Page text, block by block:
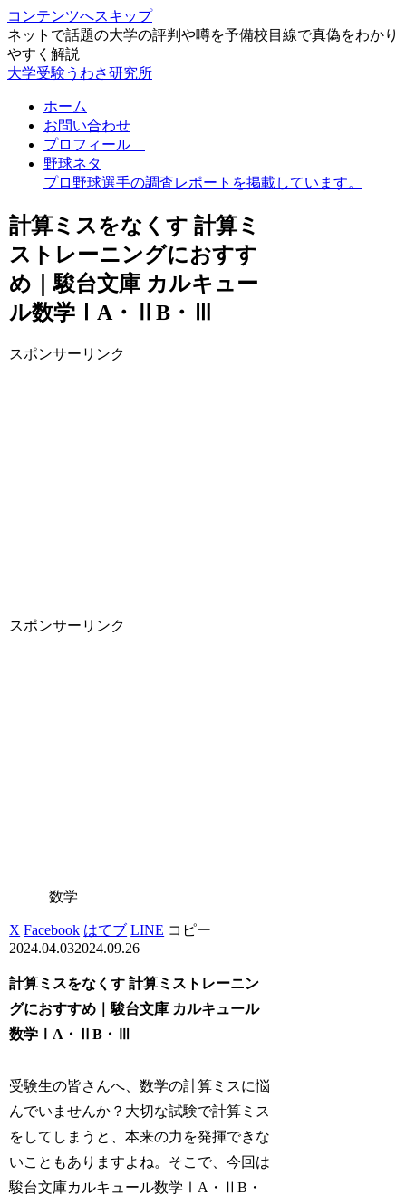
コンテンツへスキップ
ネットで話題の大学の評判や噂を予備校目線で真偽をわかり
やすく解説
大学受験うわさ研究所
ホーム
お問い合わせ
プロフィール
野球ネタ
プロ野球選手の調査レポートを掲載しています。
計算ミスをなくす 計算ミ
ストレーニングにおすす
め｜駿台文庫 カルキュー
ル数学ⅠA・ⅡB・Ⅲ
スポンサーリンク
スポンサーリンク
数学
X Facebook はてブ LINE コピー
2024.04.032024.09.26
計算ミスをなくす 計算ミストレーニン
グにおすすめ｜駿台文庫 カルキュール
数学ⅠA・ⅡB・Ⅲ
受験生の皆さんへ、数学の計算ミスに悩
んでいませんか？大切な試験で計算ミス
をしてしまうと、本来の力を発揮できな
いこともありますよね。そこで、今回は
駿台文庫カルキュール数学ⅠA・ⅡB・